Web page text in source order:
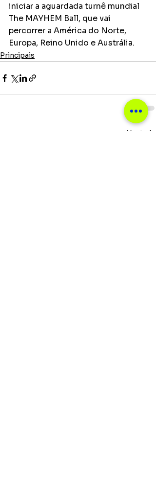
iniciar a aguardada turnê mundial
The MAYHEM Ball, que vai
percorrer a América do Norte,
Europa, Reino Unido e Austrália.
Principais
Ver tudo